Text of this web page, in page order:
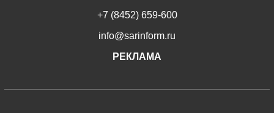
+7 (8452) 659-600
info@sarinform.ru
РЕКЛАМА